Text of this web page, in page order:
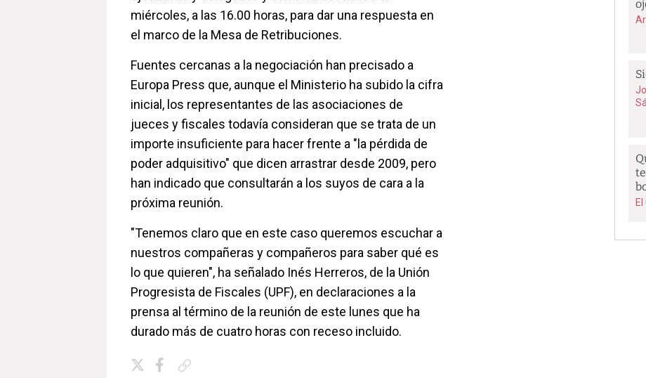
miércoles, a las 16.00 horas, para dar una respuesta en
el marco de la Mesa de Retribuciones.
Fuentes cercanas a la negociación han precisado a
Europa Press que, aunque el Ministerio ha subido la cifra
inicial, los representantes de las asociaciones de
jueces y fiscales todavía consideran que se trata de un
importe insuficiente para hacer frente a "la pérdida de
poder adquisitivo" que dicen arrastrar desde 2009, pero
han indicado que consultarán a los suyos de cara a la
próxima reunión.
"Tenemos claro que en este caso queremos escuchar a
nuestros compañeras y compañeros para saber qué es
lo que quieren", ha señalado Inés Herreros, de la Unión
Progresista de Fiscales (UPF), en declaraciones a la
prensa al término de la reunión de este lunes que ha
durado más de cuatro horas con receso incluido.